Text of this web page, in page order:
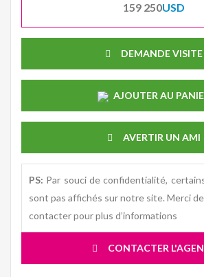
159 250USD
DEMANDE VISITE
AJOUTER AU
AVERTIR UN AMI
PS: Par souci de confidentialité,
sont pas affichés sur notre site. Merci
contacter pour plus d’informations
CONTACTER